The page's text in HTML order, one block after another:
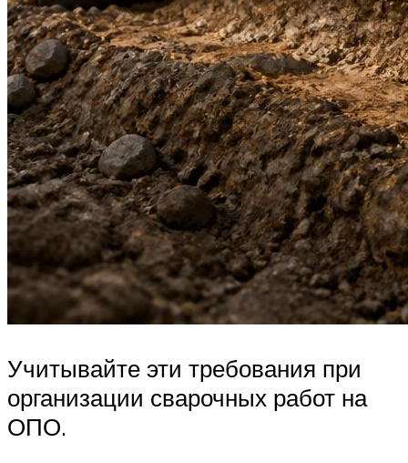
Учитывайте эти требования при
организации сварочных работ на
ОПО.